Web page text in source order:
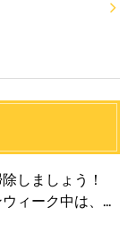
しましょう！
ィーク中は、...